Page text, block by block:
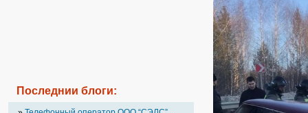
Последнии блоги: